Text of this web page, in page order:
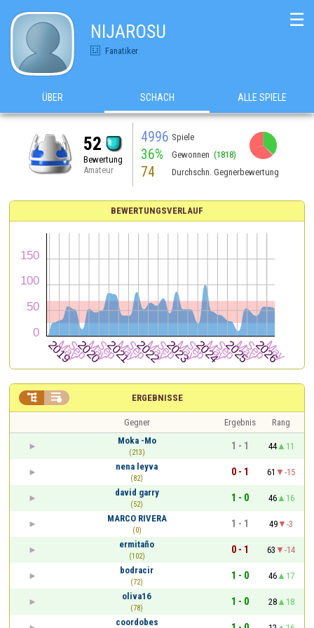
NIJAROSU
Fanatiker
☰
ÜBER SCHACH ALLE SPIELE
52
Bewertung
Amateur
4996 Spiele
36% Gewonnen (1818)
74 Durchschn. Gegnerbewertung
BEWERTUNGSVERLAUF
ERGEBNISSE
 
Gegner Ergebnis
Rang
Moka -Mo
(213)
1 - 1 44
11
nena leyva
(82)
0 - 1 61
-15
david garry
(52)
1 - 0 46
16
MARCO RIVERA
(0)
1 - 1 49
-3
ermitaño
(102)
0 - 1 63
-14
bodracir
(72)
1 - 0 46
17
oliva16
(78)
1 - 0 28
18
coordobes